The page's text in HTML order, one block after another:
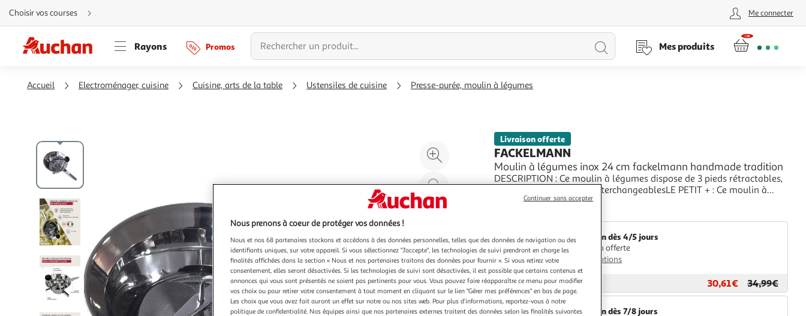
Aller
directement
au
Aller
directement
à
Aller
directement
Choisir vos courses Me connecter
Rayons Promos
Lancer
Mes produits
Accueil Electroménager, cuisine Cuisine, arts de la table Ustensiles de cuisine Presse-purée, moulin à légumes
Agrandir
l'illustration
à
200%
Réduire
l'illustration
à
%
Partager
produit
Livraison offerte
FACKELMANN
Moulin à légumes inox 24 cm fackelmann handmade tradition
DESCRIPTION : Ce moulin à légumes dispose de 3 pieds rétractables,
de 3 grilles de découpe interchangeablesLE PETIT + : Ce moulin à
légumes vous permet de mouliner vos légumes cuits afin d'en faire
légumes, les pieds sont rétractab
En savoir +
Livraison dès 4/5 jours
Livraison offerte
Plus d'options
Vendu par Fackelmann 30,61€ 34,99€
Livraison dès 7/8 jours
Nous prenons à coeur de protéger vos données !
Nous et nos 68 partenaires stockons et accédons à des données personnelles, telles que des données de navigation ou des
identifiants uniques, sur votre appareil. Si vous sélectionnez "J'accepte", les technologies de suivi prendront en charge les
finalités affichées dans la section « Nous et nos partenaires traitons des données pour fournir ». Si vous retirez votre
consentement, elles seront désactivées. Si les technologies de suivi sont désactivées, il est possible que certains contenus et
annonces qui vous sont présentés ne soient pas pertinents pour vous. Vous pouvez faire réapparaître ce menu pour modifier
vos choix ou pour retirer votre consentement à tout moment en cliquant sur le lien "Gérer mes préférences" en bas de page.
Les choix que vous avez fait auront un effet sur notre ou nos sites web. Pour plus d’informations, reportez-vous à notre
politique de confidentialité. Nos équipes ainsi que nos partenaires externes traitent des données selon les finalités suivantes
Continuer sans accepter